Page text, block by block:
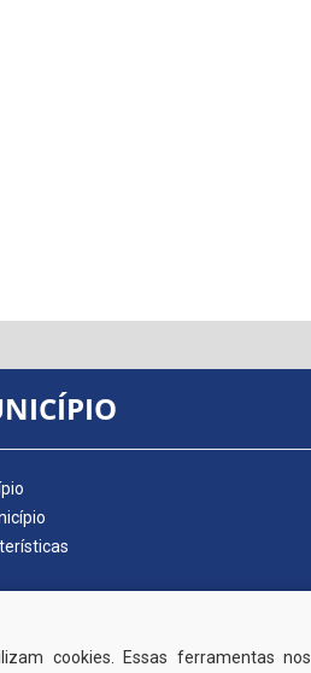
cookies. Essas ferramentas nos